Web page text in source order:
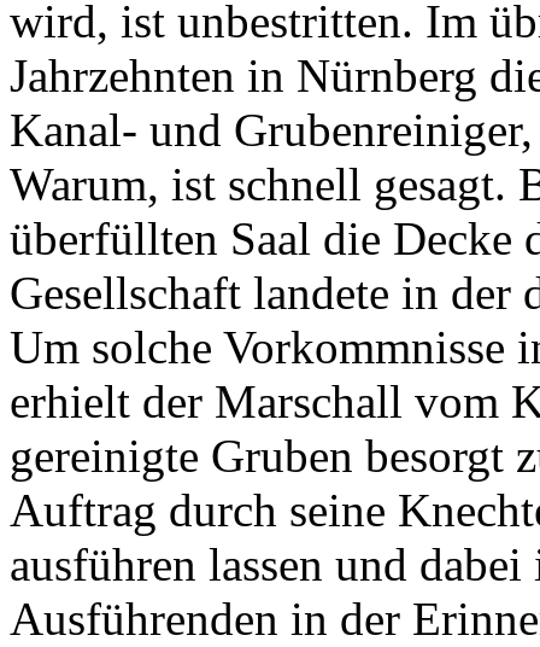
wird, ist unbestritten. Im
Jahrzehnten in Nürnberg
Kanal- und
Warum, ist schnell gesagt.
überfüllten Saal die Decke
Gesellschaft landete in der
Um solche Vorkommnisse
erhielt der Marschall vom
gereinigte Gruben besorgt
Auftrag durch seine
ausführen lassen und
Ausführenden in der